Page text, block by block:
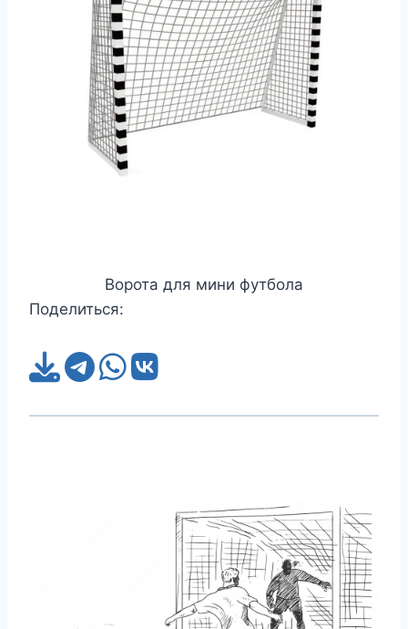
Ворота для мини футбола
Поделиться: